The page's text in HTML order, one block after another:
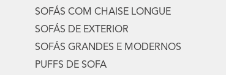
SOFÁS COM CHAISE LONGUE
SOFÁS DE EXTERIOR
SOFÁS GRANDES E MODERNOS
PUFFS DE SOFA